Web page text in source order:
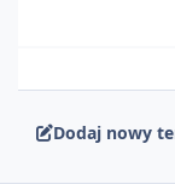
Dodaj nowy